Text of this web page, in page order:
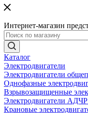
Интернет-магазин
Каталог
Электродвигатели
Электродвигатели
Однофазные
Взрывозащищенные
Электродвигатели АДЧР
Крановые